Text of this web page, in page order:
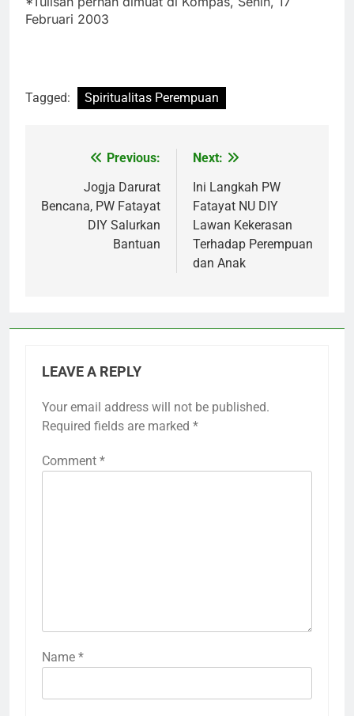
Februari 2003
Tagged: Spiritualitas Perempuan
navigation
Previous:
Jogja Darurat
Bencana, PW Fatayat
DIY Salurkan
Bantuan
Next:
Ini Langkah PW
Fatayat NU DIY
Lawan Kekerasan
Terhadap Perempuan
dan Anak
LEAVE A REPLY
Your email address will not be published.
Required fields are marked *
Comment *
Name *